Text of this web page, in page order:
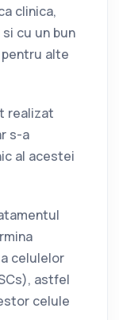
clinica,
cu un bun
alte
realizat
s-a
al acestei
celulelor
astfel
celule